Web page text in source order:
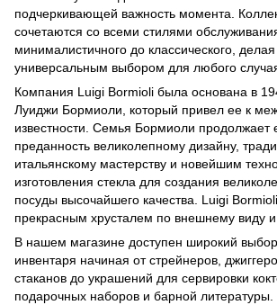
подчеркивающей важность момента.
сочетаются со всеми стилями
минималистичного до классического,
универсальным выбором для любого
Компания Luigi Bormioli была основана в
Луиджи Бормиоли, который привел ее к
известности. Семья Бормиоли продолжает
преданность великолепному дизайну,
итальянскому мастерству и новейшим
изготовления стекла для создания
посуды высочайшего качества. Luigi
прекрасным хрусталем по внешнему виду и
В нашем магазине доступен широкий
инвентаря начиная от стрейнеров,
стаканов до украшений для сервировки
подарочных наборов и барной